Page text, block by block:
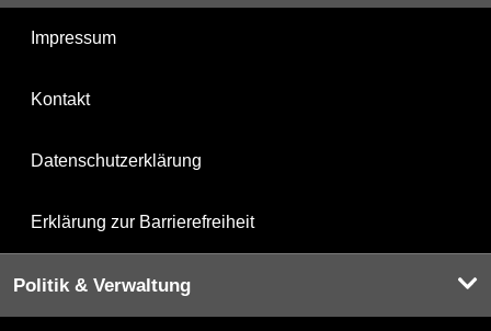
Impressum
Kontakt
Datenschutzerklärung
Erklärung zur Barrierefreiheit
Politik & Verwaltung